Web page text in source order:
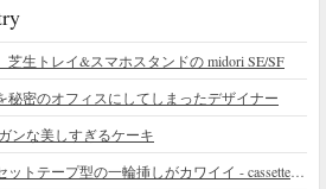
生トレイ&スマホスタンドの midori SE/SF
秘密のオフィスにしてしまったデザイナー
ンな美しすぎるケーキ